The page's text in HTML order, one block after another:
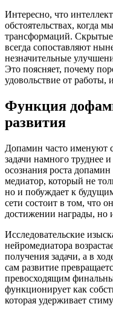
Интересно, что
обстоятельствах, когда
трансформаций.
всегда сопоставляют
незначительные
Это поясняет, почему
удовольствие от работы,
Функция
развития
Допамин часто именуют
задачи намного труднее
осознания роста
медиатор, который не
но и побуждает к
сети состоит в том, что
достижении награды, но
Исследовательские
нейромедиатора
получения задачи, а в
сам развитие
превосходящим
функционирует как
которая удерживает